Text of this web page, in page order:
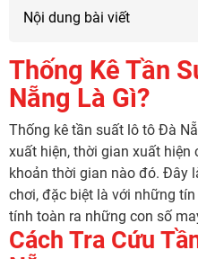
Nội dung bài viết
Thống Kê Tần
Nẵng Là Gì?
Thống kê tần suất lô tô Đà
xuất hiện, thời gian xuất
khoản thời gian nào đó. Đây
chơi, đặc biệt là với những
tính toàn ra những con số
Cách Tra Cứu